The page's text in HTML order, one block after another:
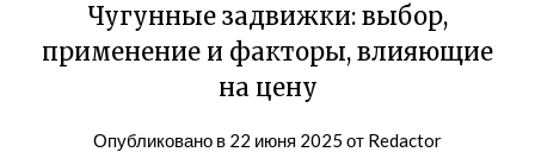
Чугунные задвижки: выбор,
применение и факторы, влияющие
на цену
Опубликовано в 22 июня 2025 от Redactor